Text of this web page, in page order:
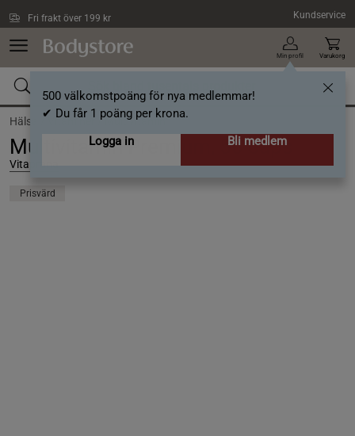
Fri frakt över 199 kr Kundservice
Min profil
500 välkomstpoäng för nya medlemmar!
✔ Du får 1 poäng per krona.
Logga in
Bli medlem
Varukorg
Hälsa / Vitaminer /Multivitamin
Multivitamin Premium, 50 caps
Vitaprana
Prisvärd